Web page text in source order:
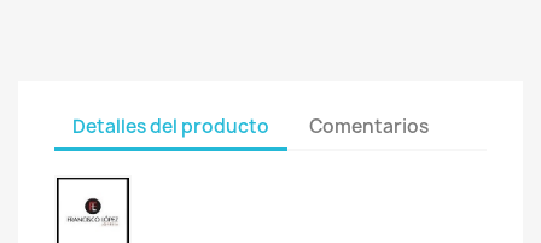
Detalles del producto Comentarios